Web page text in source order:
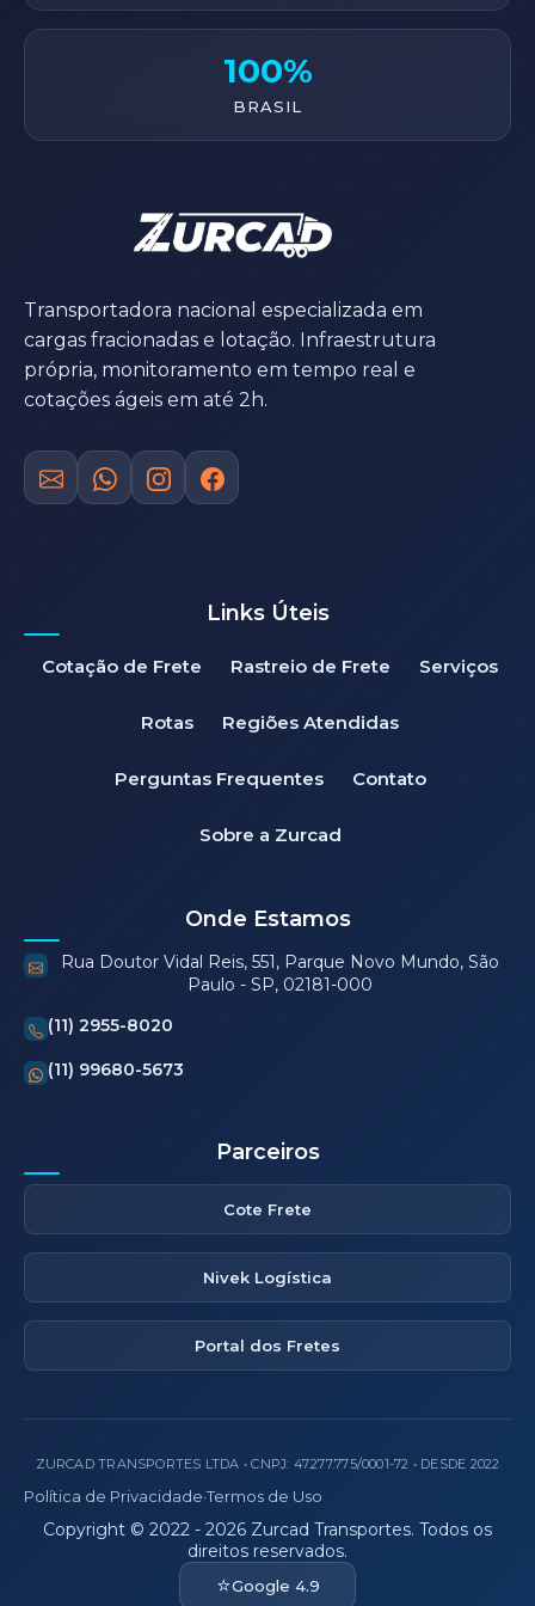
100%
BRASIL
Transportadora nacional especializada em
cargas fracionadas e lotação. Infraestrutura
própria, monitoramento em tempo real e
cotações ágeis em até 2h.
Links Úteis
Cotação de Frete Rastreio de Frete Serviços
Rotas Regiões Atendidas
Perguntas Frequentes Contato
Sobre a Zurcad
Onde Estamos
Rua Doutor Vidal Reis, 551, Parque Novo Mundo, São
Paulo - SP, 02181-000
(11) 2955-8020
(11) 99680-5673
Parceiros
Cote Frete
Nivek Logística
Portal dos Fretes
ZURCAD TRANSPORTES LTDA • CNPJ: 47.277.775/0001-72 • DESDE 2022
Política de Privacidade·Termos de Uso
Copyright © 2022 - 2026 Zurcad Transportes. Todos os
direitos reservados.
⭐Google 4.9